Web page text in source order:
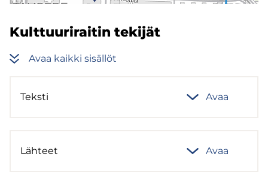
Kult­tuu­ri­rai­tin te­ki­jät
Avaa kaik­ki si­säl­löt
Teks­ti Avaa
Läh­teet Avaa